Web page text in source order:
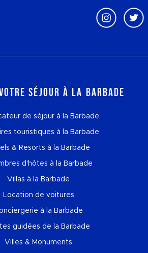
séjour à la Barbade
de séjour à la Barbade
touristiques à la Barbade
& Resorts à la Barbade
d'hôtes à la Barbade
Villas à la Barbade
Location de voitures
à la Barbade
guidées de la Barbade
Villes & Monuments